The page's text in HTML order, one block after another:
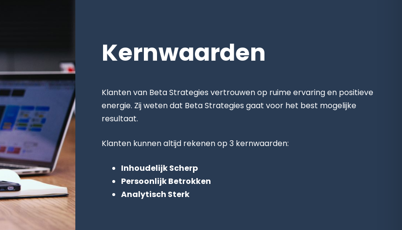
Kernwaarden
Klanten van Beta Strategies vertrouwen op ruime ervaring en positieve
energie. Zij weten dat Beta Strategies gaat voor het best mogelijke
resultaat.
Klanten kunnen altijd rekenen op 3 kernwaarden:
Inhoudelijk Scherp
Persoonlijk Betrokken
Analytisch Sterk